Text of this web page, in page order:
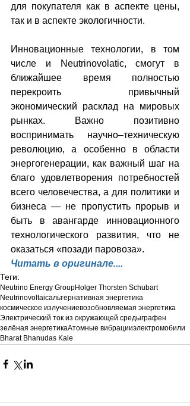
для покупателя как в аспекте цены,
так и в аспекте экологичности.
Инновационные технологии, в том
числе и Neutrinovolatic, смогут в
ближайшее время полностью
перекроить привычный
экономический расклад на мировых
рынках. Важно позитивно
воспринимать научно–техническую
революцию, а особенно в области
энергогенерации, как важный шаг на
благо удовлетворения потребностей
всего человечества, а для политики и
бизнеса — не пропустить прорыв и
быть в авангарде инновационного
технологического развития, что не
оказаться «позади паровоза».
Читать в оригинале....
Теги:
Neutrino Energy GroupHolger Thorsten Schubart
Neutrinovoltaicальтернативная энергетика
космическое излучениевозобновляемая энергетика
Электрический ток из окружающей средыграфен
зелёная энергетикаАтомные вибрацииэлектромобили
Bharat Bhanudas Kale